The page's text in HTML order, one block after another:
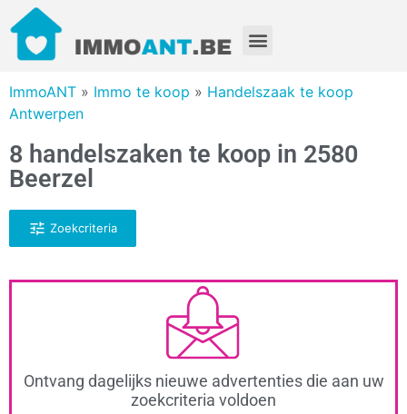
ImmoANT » Immo te koop » Handelszaak te koop
Antwerpen
8 handelszaken te koop in 2580
Beerzel
Zoekcriteria
Ontvang dagelijks nieuwe advertenties die aan uw
zoekcriteria voldoen